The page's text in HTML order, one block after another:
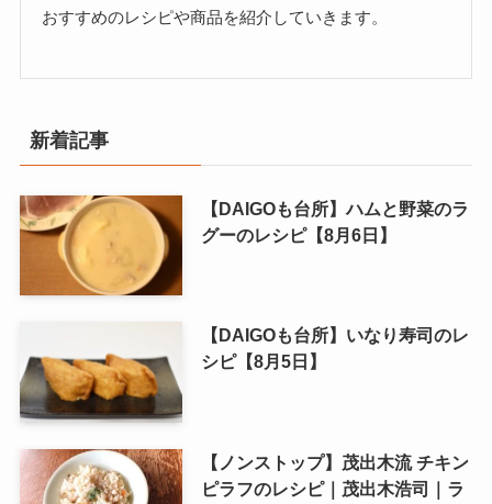
おすすめのレシピや商品を紹介していきます。
新着記事
【DAIGOも台所】ハムと野菜のラ
グーのレシピ【8月6日】
【DAIGOも台所】いなり寿司のレ
シピ【8月5日】
【ノンストップ】茂出木流 チキン
ピラフのレシピ｜茂出木浩司｜ラ